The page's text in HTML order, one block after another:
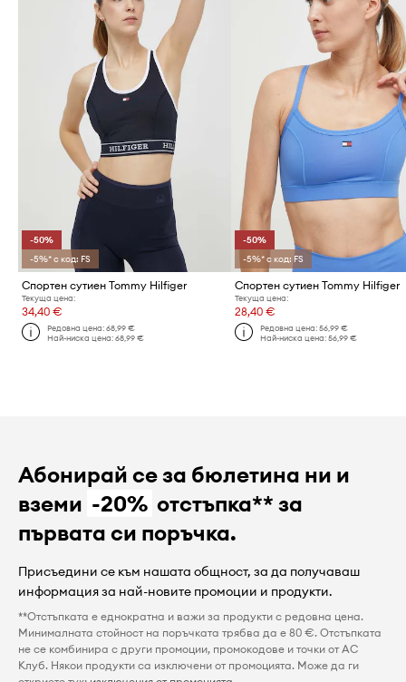
-50%
-5%* с код: FS
Спортен сутиен Tommy Hilfiger
Текуща цена:
34,40 €
Редовна цена:68,99 €
Най-ниска цена:68,99 €
-50%
-5%* с код: FS
Спортен сутиен Tommy Hilfiger
Текуща цена:
28,40 €
Редовна цена: 56,99 €
Най-ниска цена: 56,99 €
Абонирай се за бюлетина ни и
вземи -20% отстъпка** за
първата си поръчка.
Присъедини се към нашата общност, за да получаваш
информация за най-новите промоции и продукти.
**Отстъпката е еднократна и важи за продукти с редовна цена.
Минималната стойност на поръчката трябва да е 80 €. Отстъпката
не се комбинира с други промоции, промокодове и точки от AC
Клуб. Някои продукти са изключени от промоцията. Може да ги